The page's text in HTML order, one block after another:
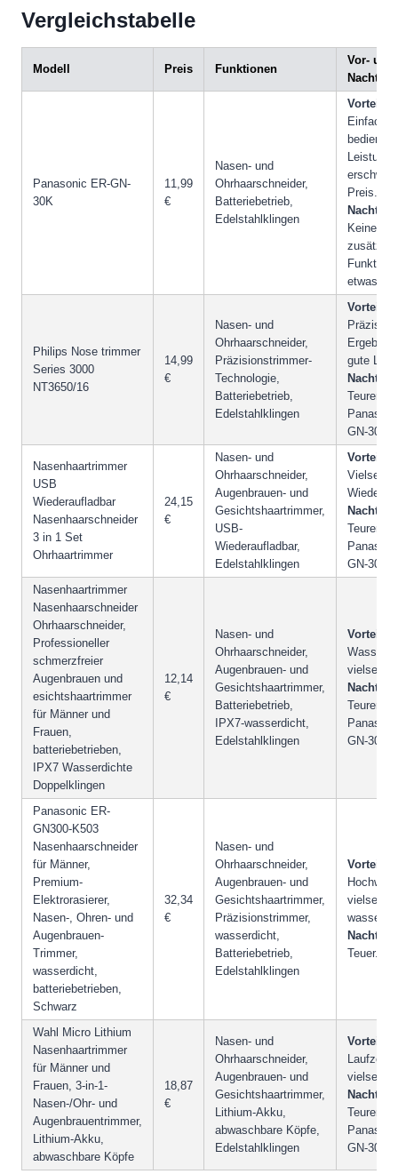
Vergleichstabelle
Modell Preis Funktionen
Vor- und
Nachteile
Panasonic ER-GN-
30K
11,99
€
Nasen- und
Ohrhaarschneider,
Batteriebetrieb,
Edelstahlklingen
Vorteile:
Einfach
Leistung,
Preis.
Keine
etwas
Philips Nose trimmer
Series 3000
NT3650/16
14,99
€
Nasen- und
Ohrhaarschneider,
Präzisionstrimmer-
Technologie,
Batteriebetrieb,
Edelstahlklingen
Vorteile:
Präzisere
gute
Teurer
GN-30K.
Nasenhaartrimmer
USB
Wiederaufladbar
Nasenhaarschneider
3 in 1 Set
Ohrhaartrimmer
24,15
€
Nasen- und
Ohrhaarschneider,
Augenbrauen- und
Gesichtshaartrimmer,
USB-
Wiederaufladbar,
Edelstahlklingen
Vorteile:
Teurer
GN-30K.
Nasenhaartrimmer
Nasenhaarschneider
Ohrhaarschneider,
Professioneller
schmerzfreier
Augenbrauen und
esichtshaartrimmer
für Männer und
Frauen,
batteriebetrieben,
IPX7 Wasserdichte
Doppelklingen
12,14
€
Nasen- und
Ohrhaarschneider,
Augenbrauen- und
Gesichtshaartrimmer,
Batteriebetrieb,
IPX7-wasserdicht,
Edelstahlklingen
Vorteile:
vielseitig.
Teurer
GN-30K.
Panasonic ER-
GN300-K503
Nasenhaarschneider
für Männer,
Premium-
Elektrorasierer,
Nasen-, Ohren- und
Augenbrauen-
Trimmer,
wasserdicht,
batteriebetrieben,
Schwarz
32,34
€
Nasen- und
Ohrhaarschneider,
Augenbrauen- und
Gesichtshaartrimmer,
Präzisionstrimmer,
wasserdicht,
Batteriebetrieb,
Edelstahlklingen
Vorteile:
vielseitig,
Teuer.
Wahl Micro Lithium
Nasenhaartrimmer
für Männer und
Frauen, 3-in-1-
Nasen-/Ohr- und
Augenbrauentrimmer,
Lithium-Akku,
abwaschbare Köpfe
18,87
€
Nasen- und
Ohrhaarschneider,
Augenbrauen- und
Gesichtshaartrimmer,
Lithium-Akku,
abwaschbare Köpfe,
Edelstahlklingen
Vorteile:
Laufzeit,
vielseitig.
Teurer
GN-30K.